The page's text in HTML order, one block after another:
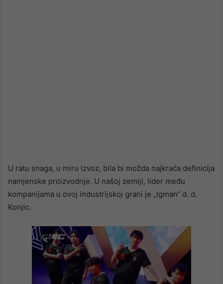
U ratu snaga, u miru izvoz, bila bi možda najkraća definicija
namjenske proizvodnje. U našoj zemlji, lider među
kompanijama u ovoj industrijskoj grani je „Igman“ d. d.
Konjic.